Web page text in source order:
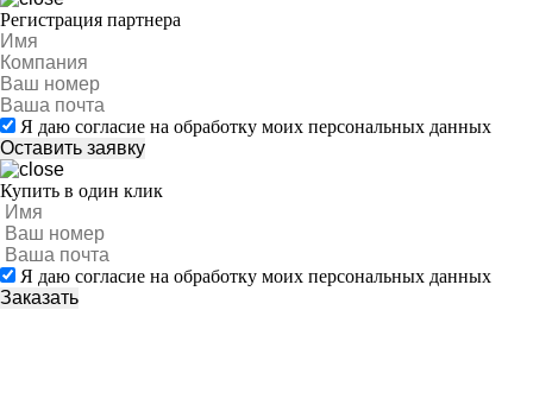
Регистрация партнера
Я даю согласие на обработку моих персональных данных
Купить в один клик
Я даю согласие на обработку моих персональных данных